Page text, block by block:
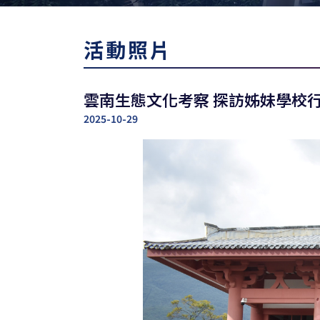
活動照片
雲南生態文化考察 探訪姊妹學校
2025-10-29